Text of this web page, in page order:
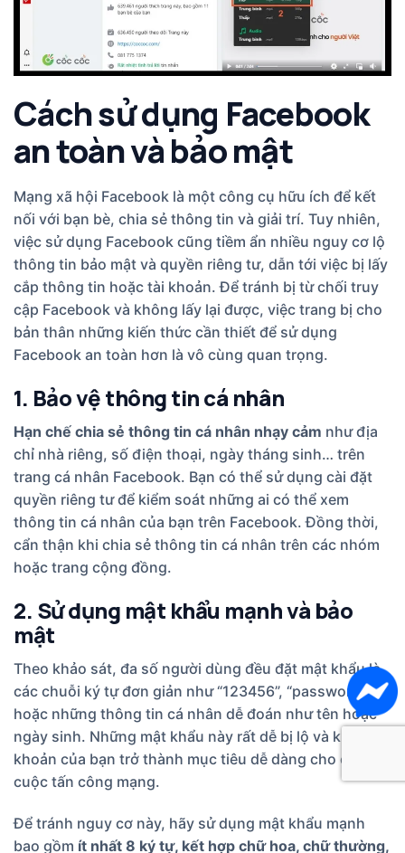
Cách sử dụng Facebook
an toàn và bảo mật
Mạng xã hội Facebook là một công cụ hữu ích để kết
nối với bạn bè, chia sẻ thông tin và giải trí. Tuy nhiên,
việc sử dụng Facebook cũng tiềm ẩn nhiều nguy cơ lộ
thông tin bảo mật và quyền riêng tư, dẫn tới việc bị lấy
cắp thông tin hoặc tài khoản. Để tránh bị từ chối truy
cập Facebook và không lấy lại được, việc trang bị cho
bản thân những kiến thức cần thiết để sử dụng
Facebook an toàn hơn là vô cùng quan trọng.
1. Bảo vệ thông tin cá nhân
Hạn chế chia sẻ thông tin cá nhân nhạy cảm như địa
chỉ nhà riêng, số điện thoại, ngày tháng sinh… trên
trang cá nhân Facebook. Bạn có thể sử dụng cài đặt
quyền riêng tư để kiểm soát những ai có thể xem
thông tin cá nhân của bạn trên Facebook. Đồng thời,
cẩn thận khi chia sẻ thông tin cá nhân trên các nhóm
hoặc trang cộng đồng.
2. Sử dụng mật khẩu mạnh và bảo
mật
Theo khảo sát, đa số người dùng đều đặt mật khẩu là
các chuỗi ký tự đơn giản như “123456”, “password”,
hoặc những thông tin cá nhân dễ đoán như tên hoặc
ngày sinh. Những mật khẩu này rất dễ bị lộ và khiến tài
khoản của bạn trở thành mục tiêu dễ dàng cho các
cuộc tấn công mạng.
Để tránh nguy cơ này, hãy sử dụng mật khẩu mạnh
bao gồm ít nhất 8 ký tự, kết hợp chữ hoa, chữ thường,